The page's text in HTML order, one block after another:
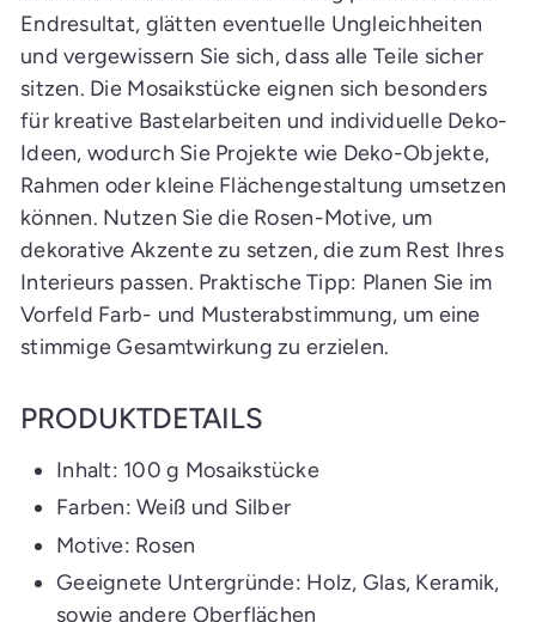
Endresultat, glätten eventuelle Ungleichheiten
und vergewissern Sie sich, dass alle Teile sicher
sitzen. Die Mosaikstücke eignen sich besonders
für kreative Bastelarbeiten und individuelle Deko-
Ideen, wodurch Sie Projekte wie Deko-Objekte,
Rahmen oder kleine Flächengestaltung umsetzen
können. Nutzen Sie die Rosen-Motive, um
dekorative Akzente zu setzen, die zum Rest Ihres
Interieurs passen. Praktische Tipp: Planen Sie im
Vorfeld Farb- und Musterabstimmung, um eine
stimmige Gesamtwirkung zu erzielen.
PRODUKTDETAILS
Inhalt: 100 g Mosaikstücke
Farben: Weiß und Silber
Motive: Rosen
Geeignete Untergründe: Holz, Glas, Keramik,
sowie andere Oberflächen